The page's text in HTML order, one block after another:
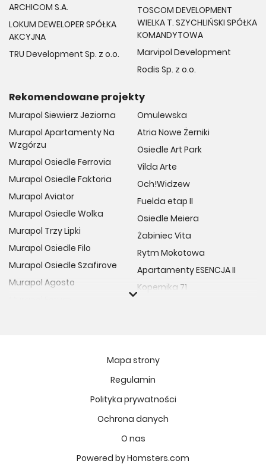
ARCHICOM S.A.
LOKUM DEWELOPER SPÓŁKA
AKCYJNA
TRU Development Sp. z o.o.
TOSCOM DEVELOPMENT
WIELKA T. SZYCHLIŃSKI SPÓŁKA
KOMANDYTOWA
Marvipol Development
Rodis Sp. z o.o.
Rekomendowane projekty
Murapol Siewierz Jeziorna
Murapol Apartamenty Na
Wzgórzu
Murapol Osiedle Ferrovia
Murapol Osiedle Faktoria
Murapol Aviator
Murapol Osiedle Wolka
Murapol Trzy Lipki
Murapol Osiedle Filo
Murapol Osiedle Szafirove
Murapol Agosto
Omulewska
Atria Nowe Żerniki
Osiedle Art Park
Vilda Arte
Och!Widzew
Fuelda etap II
Osiedle Meiera
Żabiniec Vita
Rytm Mokotowa
Apartamenty ESENCJA II
Kopernika 71
Niedziałkowskiego Park
Atrium - Nowy Szczepin
Osiedle Kolektyw
VIVA GARDEN 14
Mapa strony
Regulamin
Polityka prywatności
Ochrona danych
O nas
Powered by Homsters.com